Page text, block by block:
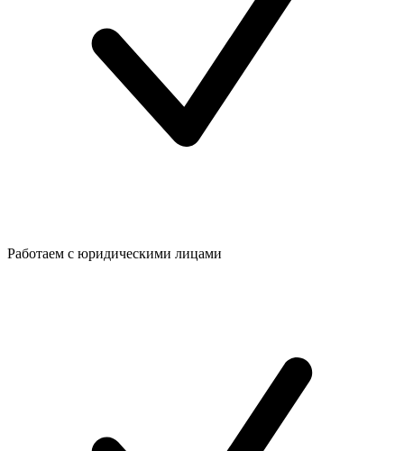
Работаем с юридическими лицами